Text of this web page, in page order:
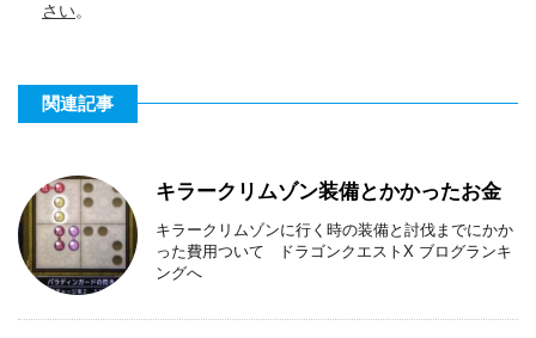
さい。
関連記事
キラークリムゾン装備とかかったお金
キラークリムゾンに行く時の装備と討伐までにかか
った費用ついて ドラゴンクエストX ブログランキ
ングへ